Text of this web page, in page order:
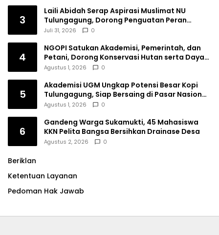
3
Laili Abidah Serap Aspirasi Muslimat NU
Tulungagung, Dorong Penguatan Peran
Perempuan
Juli 31, 2026 0
4
NGOPI Satukan Akademisi, Pemerintah, dan
Petani, Dorong Konservasi Hutan serta Daya
Saing Kopi Tulungagung
Agustus 1, 2026 0
5
Akademisi UGM Ungkap Potensi Besar Kopi
Tulungagung, Siap Bersaing di Pasar Nasional
hingga Dunia
Agustus 1, 2026 0
6
Gandeng Warga Sukamukti, 45 Mahasiswa
KKN Pelita Bangsa Bersihkan Drainase Desa
Agustus 2, 2026 0
Beriklan
Ketentuan Layanan
Pedoman Hak Jawab